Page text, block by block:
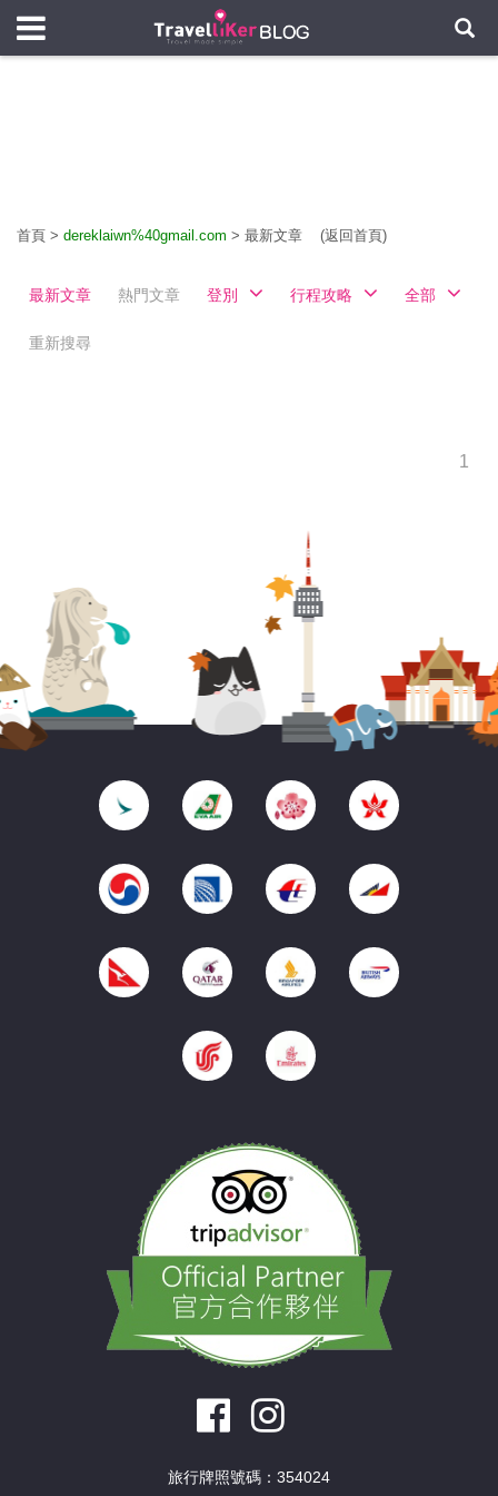
首頁 > dereklaiwn%40gmail.com > 最新文章 (返回首頁)
最新文章 熱門文章 登別 行程攻略 全部
重新搜尋
1
旅行牌照號碼：354024